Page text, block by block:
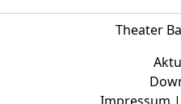
Theater
Impressum